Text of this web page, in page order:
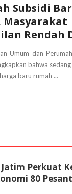
Subsidi
Rendah
Umum dan
bahwa
baru rumah ...
Jatim Perkuat
80